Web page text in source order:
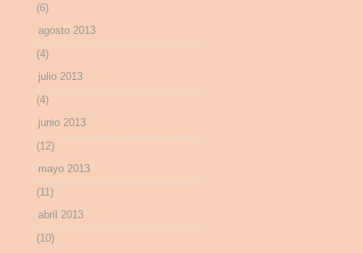
(6)
agosto 2013
(4)
julio 2013
(4)
junio 2013
(12)
mayo 2013
(11)
abril 2013
(10)